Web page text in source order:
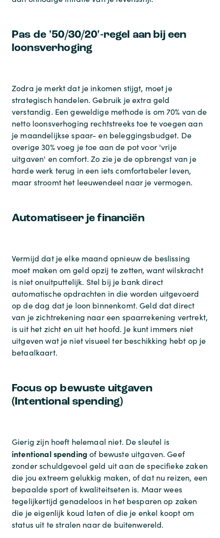
Pas de '50/30/20'-regel aan bij een
loonsverhoging
Zodra je merkt dat je inkomen stijgt, moet je
strategisch handelen. Gebruik je extra geld
verstandig. Een geweldige methode is om 70% van de
netto loonsverhoging rechtstreeks toe te voegen aan
je maandelijkse spaar- en beleggingsbudget. De
overige 30% voeg je toe aan de pot voor 'vrije
uitgaven' en comfort. Zo zie je de opbrengst van je
harde werk terug in een iets comfortabeler leven,
maar stroomt het leeuwendeel naar je vermogen.
Automatiseer je financiën
Vermijd dat je elke maand opnieuw de beslissing
moet maken om geld opzij te zetten, want wilskracht
is niet onuitputtelijk. Stel bij je bank direct
automatische opdrachten in die worden uitgevoerd
op de dag dat je loon binnenkomt. Geld dat direct
van je zichtrekening naar een spaarrekening vertrekt,
is uit het zicht en uit het hoofd. Je kunt immers niet
uitgeven wat je niet visueel ter beschikking hebt op je
betaalkaart.
Focus op bewuste uitgaven
(Intentional spending)
Gierig zijn hoeft helemaal niet. De sleutel is
intentional spending of bewuste uitgaven. Geef
zonder schuldgevoel geld uit aan de specifieke zaken
die jou extreem gelukkig maken, of dat nu reizen, een
bepaalde sport of kwaliteitseten is. Maar wees
tegelijkertijd genadeloos in het besparen op zaken
die je eigenlijk koud laten of die je enkel koopt om
status uit te stralen naar de buitenwereld.